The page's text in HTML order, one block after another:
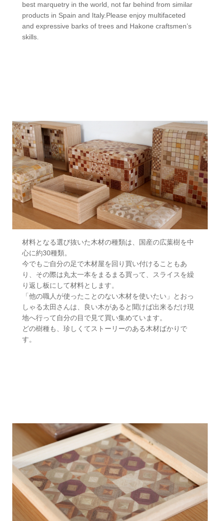
best marquetry in the world, not far behind from similar
products in Spain and Italy.Please enjoy multifaceted
and expressive barks of trees and Hakone craftsmen’s
skills.
材料となる選び抜いた木材の種類は、国産の広葉樹を中
心に約30種類。
今でもご自分の足で木材屋を回り買い付けることもあ
り、その際は丸太一本をまるまる買って、スライスを繰
り返し板にして材料とします。
「他の職人が使ったことのない木材を使いたい」とおっ
しゃる太田さんは、良い木があると聞けば出来るだけ現
地へ行って自分の目で見て買い集めています。
どの樹種も、珍しくてストーリーのある木材ばかりで
す。